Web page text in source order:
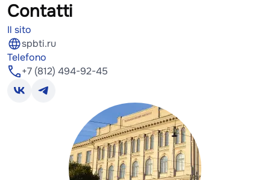
Contatti
Il sito
spbti.ru
Telefono
+7 (812) 494-92-45